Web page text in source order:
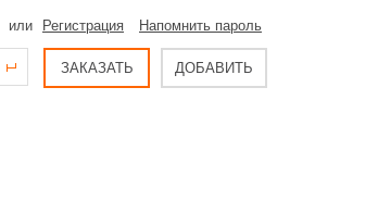
или Регистрация Напомнить пароль
ЗАКАЗАТЬ ДОБАВИТЬ